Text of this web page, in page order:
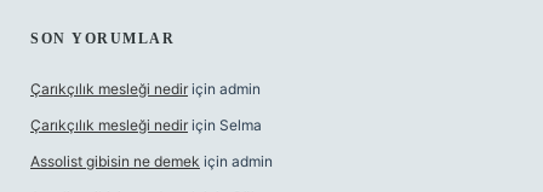
SON YORUMLAR
Çarıkçılık mesleği nedir için admin
Çarıkçılık mesleği nedir için Selma
Assolist gibisin ne demek için admin